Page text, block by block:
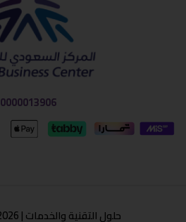
0000013906
حلول التقنية والخدمات | Copyright © 2026